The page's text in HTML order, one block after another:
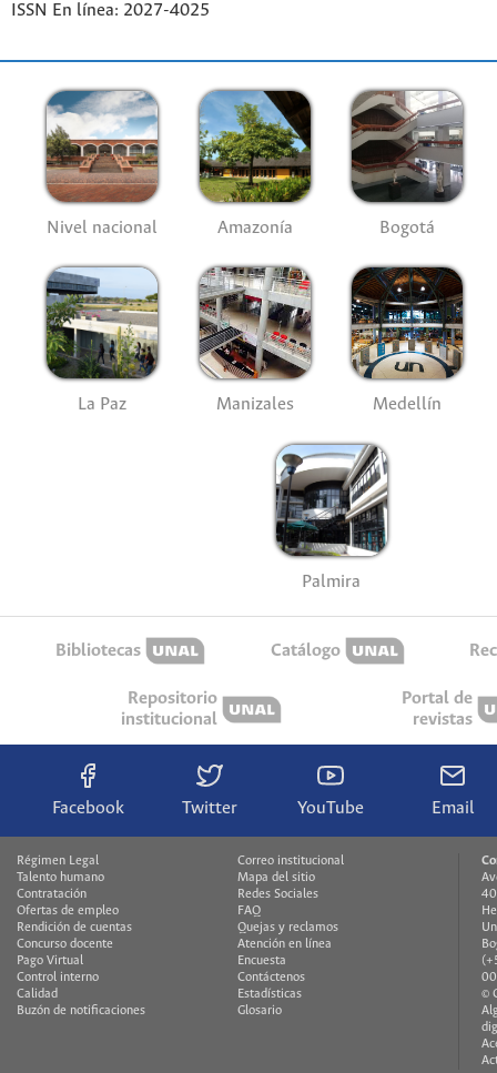
ISSN En línea: 2027-4025
Nivel nacional Amazonía Bogotá
La Paz Manizales Medellín
Palmira
Bibliotecas Catálogo
Repositorio
institucional
Portal de
revistas
Facebook Twitter YouTube Email
Régimen Legal
Talento humano
Contratación
Ofertas de empleo
Rendición de cuentas
Concurso docente
Pago Virtual
Control interno
Calidad
Buzón de notificaciones
Correo institucional
Mapa del sitio
Redes Sociales
FAQ
Quejas y reclamos
Atención en línea
Encuesta
Contáctenos
Estadísticas
Glosario
©